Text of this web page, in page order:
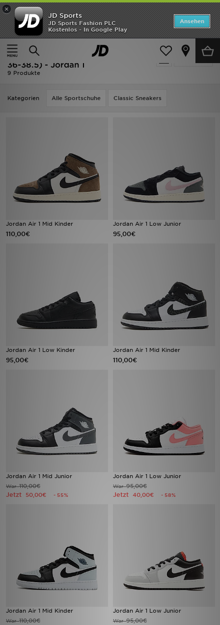
×
JD Sports
JD Sports Fashion PLC
Kostenlos - In Google Play
Ansehen
Startseite
Kinder Schuhe Jugendliche (Gr. 36-38.5)
verfeinern
Schwarz Schuhe Jugendliche (Gr.
36-38.5) - Jordan 1
9 Produkte
Kategorien Alle Sportschuhe Classic Sneakers
Jordan Air 1 Mid Kinder
110,00€
Jordan Air 1 Low Junior
95,00€
Jordan Air 1 Low Kinder
95,00€
Jordan Air 1 Mid Kinder
110,00€
Jordan Air 1 Mid Junior
War110,00€
Jetzt 50,00€ - 55%
Jordan Air 1 Low Junior
War95,00€
Jetzt 40,00€ - 58%
Jordan Air 1 Mid Kinder
War110,00€
Jordan Air 1 Low Junior
War95,00€
Startseite
ANGEBOTE
Marken
Bestsellers
JD Exklusives
Fußball
Filialfinder
Meine Nachrichten
Trending Styles